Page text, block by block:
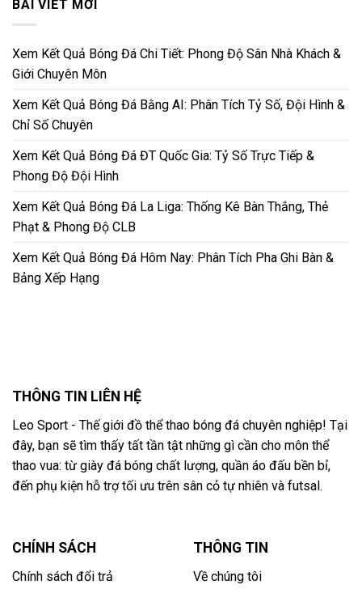
BÀI VIẾT MỚI
Xem Kết Quả Bóng Đá Chi Tiết: Phong Độ Sân Nhà Khách &
Giới Chuyên Môn
Xem Kết Quả Bóng Đá Bằng AI: Phân Tích Tỷ Số, Đội Hình &
Chỉ Số Chuyên
Xem Kết Quả Bóng Đá ĐT Quốc Gia: Tỷ Số Trực Tiếp &
Phong Độ Đội Hình
Xem Kết Quả Bóng Đá La Liga: Thống Kê Bàn Thắng, Thẻ
Phạt & Phong Độ CLB
Xem Kết Quả Bóng Đá Hôm Nay: Phân Tích Pha Ghi Bàn &
Bảng Xếp Hạng
THÔNG TIN LIÊN HỆ
Leo Sport - Thế giới đồ thể thao bóng đá chuyên nghiệp! Tại
đây, bạn sẽ tìm thấy tất tần tật những gì cần cho môn thể
thao vua: từ giày đá bóng chất lượng, quần áo đấu bền bỉ,
đến phụ kiện hỗ trợ tối ưu trên sân cỏ tự nhiên và futsal.
CHÍNH SÁCH
Chính sách đổi trả
THÔNG TIN
Về chúng tôi